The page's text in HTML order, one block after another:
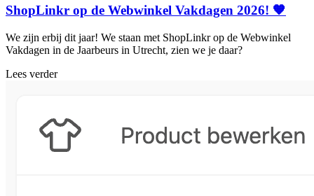
ShopLinkr op de Webwinkel Vakdagen 2026! 🧡
We zijn erbij dit jaar! We staan met ShopLinkr op de Webwinkel
Vakdagen in de Jaarbeurs in Utrecht, zien we je daar?
Lees verder